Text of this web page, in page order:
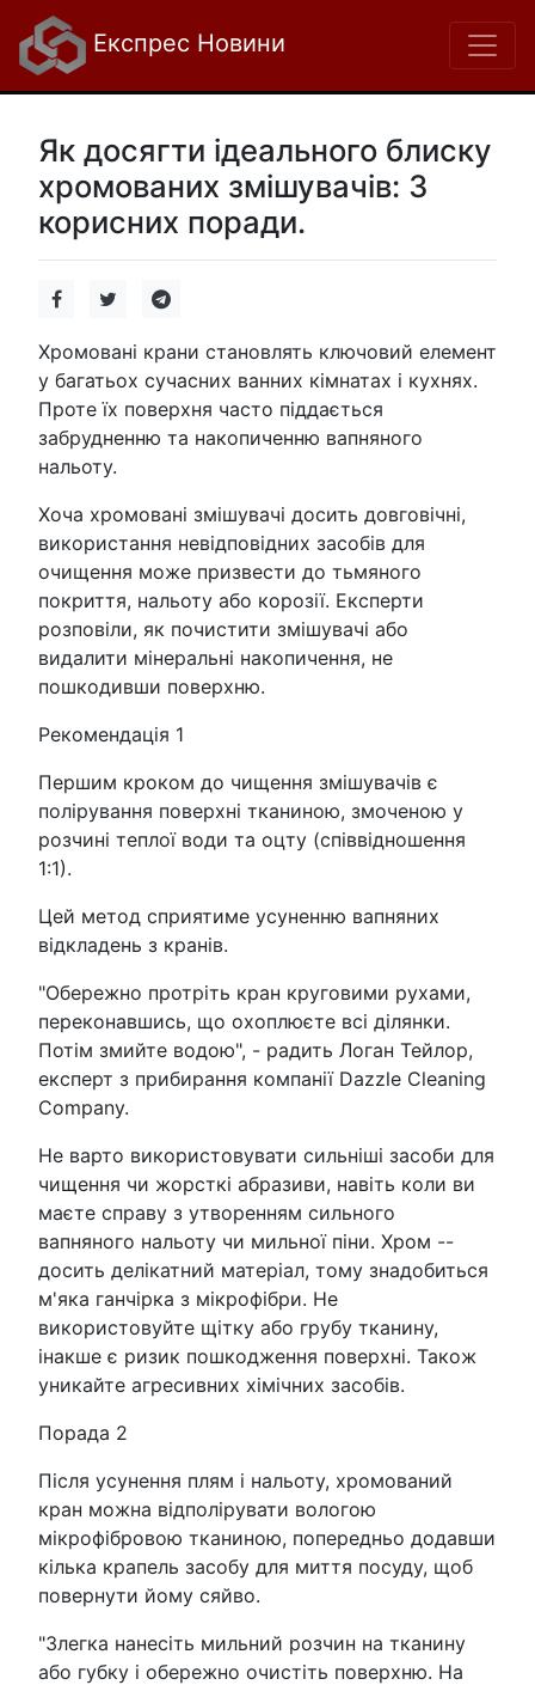
Експрес Новини
Як досягти ідеального блиску
хромованих змішувачів: 3
корисних поради.
Хромовані крани становлять ключовий елемент
у багатьох сучасних ванних кімнатах і кухнях.
Проте їх поверхня часто піддається
забрудненню та накопиченню вапняного
нальоту.
Хоча хромовані змішувачі досить довговічні,
використання невідповідних засобів для
очищення може призвести до тьмяного
покриття, нальоту або корозії. Експерти
розповіли, як почистити змішувачі або
видалити мінеральні накопичення, не
пошкодивши поверхню.
Рекомендація 1
Першим кроком до чищення змішувачів є
полірування поверхні тканиною, змоченою у
розчині теплої води та оцту (співвідношення
1:1).
Цей метод сприятиме усуненню вапняних
відкладень з кранiв.
"Обережно протріть кран круговими рухами,
переконавшись, що охоплюєте всі ділянки.
Потім змийте водою", - радить Логан Тейлор,
експерт з прибирання компанії Dazzle Cleaning
Company.
Не варто використовувати сильніші засоби для
чищення чи жорсткі абразиви, навіть коли ви
маєте справу з утворенням сильного
вапняного нальоту чи мильної піни. Хром --
досить делікатний матеріал, тому знадобиться
м'яка ганчірка з мікрофібри. Не
використовуйте щітку або грубу тканину,
інакше є ризик пошкодження поверхні. Також
уникайте агресивних хімічних засобів.
Порада 2
Після усунення плям і нальоту, хромований
кран можна відполірувати вологою
мікрофібровою тканиною, попередньо додавши
кілька крапель засобу для миття посуду, щоб
повернути йому сяйво.
"Злегка нанесіть мильний розчин на тканину
або губку і обережно очистіть поверхню. На